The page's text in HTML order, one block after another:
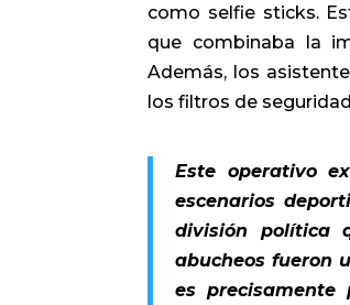
como selfie sticks.
que combinaba la
Además, los
los filtros de
Este operativo
escenarios
división política
abucheos fueron
es precisamente